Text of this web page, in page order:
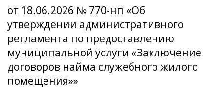
от 18.06.2026 № 770-нп «Об
утверждении административного
регламента по предоставлению
муниципальной услуги «Заключение
договоров найма служебного жилого
помещения»»